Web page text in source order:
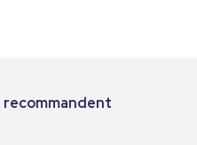
recommandent